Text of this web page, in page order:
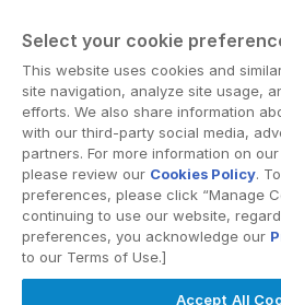
Intralinks provides secure
secure online document sharing
enterprise collaboration across
and geographical boundaries.
provides tools for file sync and
collaborative workspaces and
solutions.
Select your cookie
This website uses cookies and
site navigation, analyze site usage,
efforts. We also share information
with our third-party social media,
partners. For more information on
please review our Cookies Policy.
preferences, please click “Manage
continuing to use our website,
preferences, you acknowledge our
to our Terms of Use.]
Accept All